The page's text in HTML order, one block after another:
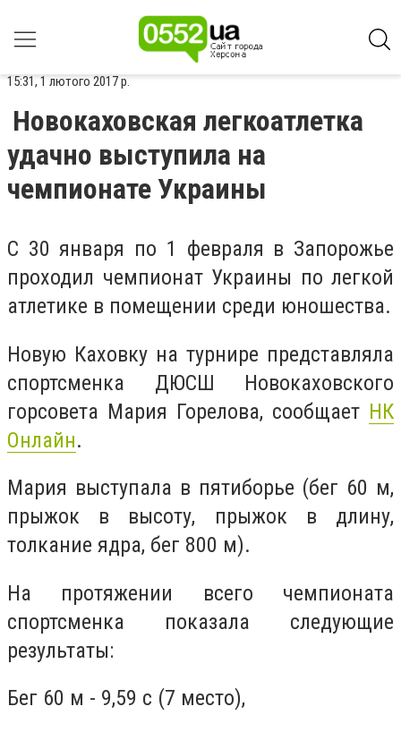
15:31, 1 лютого 2017 р.
Новокаховская легкоатлетка
удачно выступила на
чемпионате Украины
С 30 января по 1 февраля в Запорожье
проходил чемпионат Украины по легкой
атлетике в помещении среди юношества.
Новую Каховку на турнире представляла
спортсменка ДЮСШ Новокаховского
горсовета Мария Горелова, сообщает НК
Онлайн.
Мария выступала в пятиборье (бег 60 м,
прыжок в высоту, прыжок в длину,
толкание ядра, бег 800 м).
На протяжении всего чемпионата
спортсменка показала следующие
результаты:
Бег 60 м - 9,59 с (7 место),